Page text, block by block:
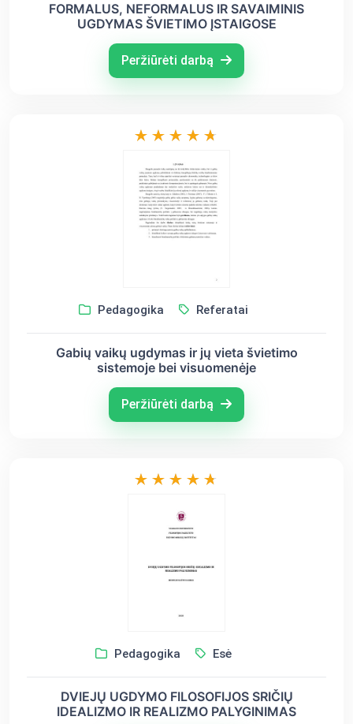
FORMALUS, NEFORMALUS IR SAVAIMINIS
UGDYMAS ŠVIETIMO ĮSTAIGOSE
Peržiūrėti darbą
Pedagogika Referatai
Gabių vaikų ugdymas ir jų vieta švietimo
sistemoje bei visuomenėje
Peržiūrėti darbą
Pedagogika Esė
DVIEJŲ UGDYMO FILOSOFIJOS SRIČIŲ
IDEALIZMO IR REALIZMO PALYGINIMAS